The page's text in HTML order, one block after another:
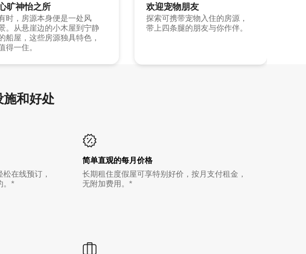
旷神怡之所
时，房源本身便是一处风
。从悬崖边的小木屋到宁静
船屋，这些房源独具特色，
得一住。
欢迎宠物朋友
探索可携带宠物入住的房源，
带上四条腿的朋友与你作伴。
和好处
在线预订，
。*
简单直观的每月价格
长期租住度假屋可享特别好价，按月支付租金，
无附加费用。*